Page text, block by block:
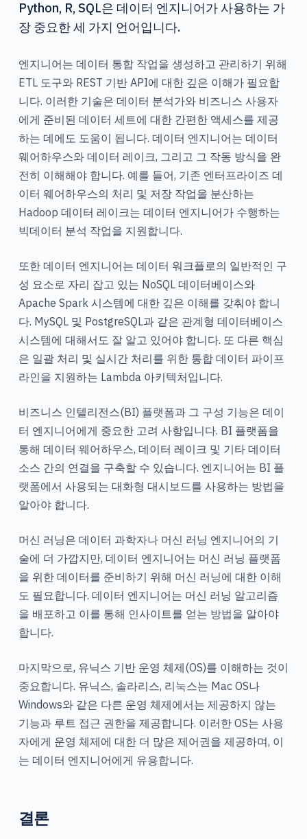
Python, R, SQL은 데이터 엔지니어가 사용하는 가
장 중요한 세 가지 언어입니다.
엔지니어는 데이터 통합 작업을 생성하고 관리하기 위해
ETL 도구와 REST 기반 API에 대한 깊은 이해가 필요합
니다. 이러한 기술은 데이터 분석가와 비즈니스 사용자
에게 준비된 데이터 세트에 대한 간편한 액세스를 제공
하는 데에도 도움이 됩니다. 데이터 엔지니어는 데이터
웨어하우스와 데이터 레이크, 그리고 그 작동 방식을 완
전히 이해해야 합니다. 예를 들어, 기존 엔터프라이즈 데
이터 웨어하우스의 처리 및 저장 작업을 분산하는
Hadoop 데이터 레이크는 데이터 엔지니어가 수행하는
빅데이터 분석 작업을 지원합니다.
또한 데이터 엔지니어는 데이터 워크플로의 일반적인 구
성 요소로 자리 잡고 있는 NoSQL 데이터베이스와
Apache Spark 시스템에 대한 깊은 이해를 갖춰야 합니
다. MySQL 및 PostgreSQL과 같은 관계형 데이터베이스
시스템에 대해서도 잘 알고 있어야 합니다. 또 다른 핵심
은 일괄 처리 및 실시간 처리를 위한 통합 데이터 파이프
라인을 지원하는 Lambda 아키텍처입니다.
비즈니스 인텔리전스(BI) 플랫폼과 그 구성 기능은 데이
터 엔지니어에게 중요한 고려 사항입니다. BI 플랫폼을
통해 데이터 웨어하우스, 데이터 레이크 및 기타 데이터
소스 간의 연결을 구축할 수 있습니다. 엔지니어는 BI 플
랫폼에서 사용되는 대화형 대시보드를 사용하는 방법을
알아야 합니다.
머신 러닝은 데이터 과학자나 머신 러닝 엔지니어의 기
술에 더 가깝지만, 데이터 엔지니어는 머신 러닝 플랫폼
을 위한 데이터를 준비하기 위해 머신 러닝에 대한 이해
도 필요합니다. 데이터 엔지니어는 머신 러닝 알고리즘
을 배포하고 이를 통해 인사이트를 얻는 방법을 알아야
합니다.
마지막으로, 유닉스 기반 운영 체제(OS)를 이해하는 것이
중요합니다. 유닉스, 솔라리스, 리눅스는 Mac OS나
Windows와 같은 다른 운영 체제에서는 제공하지 않는
기능과 루트 접근 권한을 제공합니다. 이러한 OS는 사용
자에게 운영 체제에 대한 더 많은 제어권을 제공하며, 이
는 데이터 엔지니어에게 유용합니다.
결론